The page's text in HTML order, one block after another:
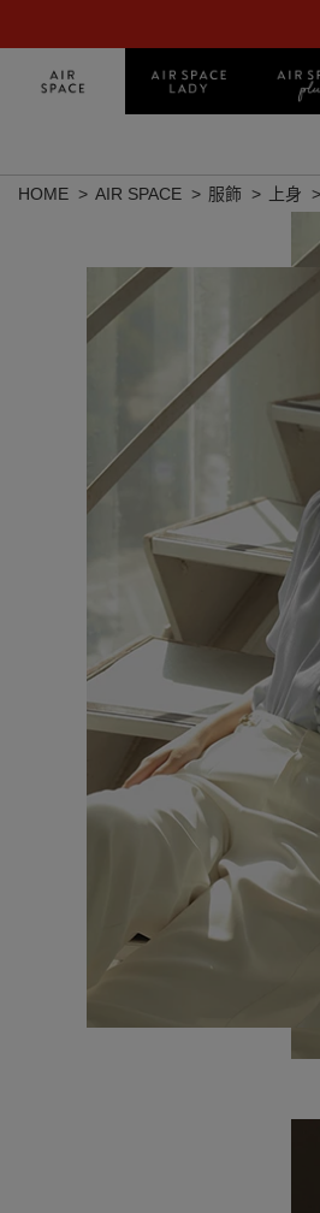
HOME AIR SPACE 服飾 上身